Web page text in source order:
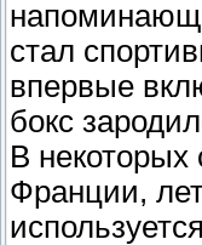
стал
впервые
бокс
В некоторых
Франции,